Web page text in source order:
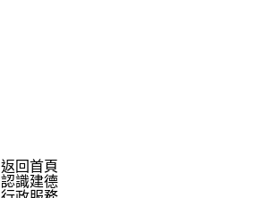
返回首頁
認識建德